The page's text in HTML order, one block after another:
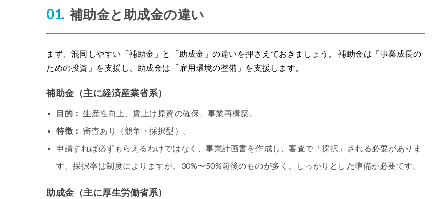
補助金と助成金の違い
まず、混同しやすい「補助金」と「助成金」の違いを押さえておきましょう。 補助金は「事業成長の
ための投資」を支援し、助成金は「雇用環境の整備」を支援します。
補助金（主に経済産業省系）
目的： 生産性向上、賃上げ原資の確保、事業再構築。
特徴： 審査あり（競争・採択型）。
申請すれば必ずもらえるわけではなく、事業計画書を作成し、審査で「採択」される必要がありま
す。採択率は制度によりますが、30%〜50%前後のものが多く、しっかりとした準備が必要です。
助成金（主に厚生労働省系）